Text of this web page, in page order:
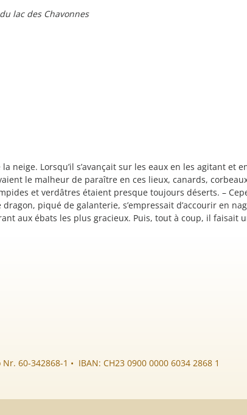
lac des Chavonnes
Lorsqu’il s’avançait sur les eaux en les agitant et
le malheur de paraître en ces lieux, canards,
et verdâtres étaient presque toujours déserts. –
piqué de galanterie, s’empressait d’accourir en
aux ébats les plus gracieux. Puis, tout à coup, il faisait
Nr. 60-342868-1 • IBAN: CH23 0900 0000 6034 2868 1